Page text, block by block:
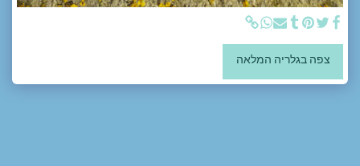
צפה בגלריה המלאה